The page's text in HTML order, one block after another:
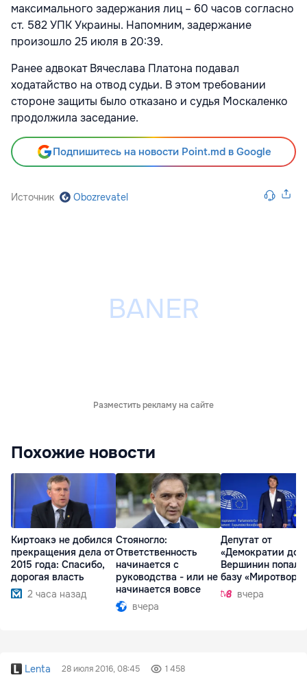
максимального задержания лиц – 60 часов согласно
ст. 582 УПК Украины. Напомним, задержание
произошло 25 июля в 20:39.
Ранее адвокат Вячеслава Платона подавал
ходатайство на отвод судьи. В этом требовании
стороне защиты было отказано и судья Москаленко
продолжила заседание.
Подпишитесь на новости Point.md в Google
Источник Obozrevatel
Разместить рекламу на сайте
Похожие новости
Киртоакэ не добился
прекращения дела от
2015 года: Спасибо,
дорогая власть
2 часа назад
Стояногло:
Ответственность
начинается с
руководства - или не
начинается вовсе
вчера
Депутат от
«Демократии
Вершинин попал в
базу
вчера
Lenta 28 июля 2016, 08:45 1 458